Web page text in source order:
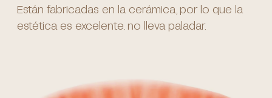
Están fabricadas en la cerámica, por lo que la
estética es excelente. no lleva paladar.